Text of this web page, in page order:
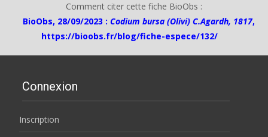
Comment citer cette fiche BioObs :
BioObs, 28/09/2023 : Codium bursa (Olivi) C.Agardh, 1817,
https://bioobs.fr/blog/fiche-espece/132/
Connexion
Inscription